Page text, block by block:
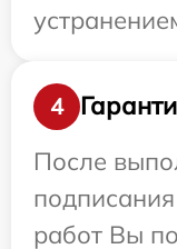
4
После
работ Вы